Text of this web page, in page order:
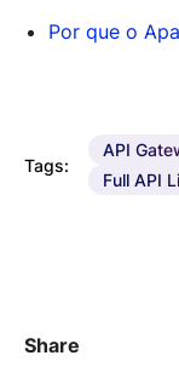
Por que o
Tags:
API
Full API
Share